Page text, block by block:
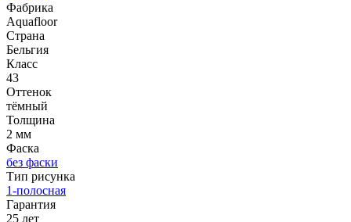
Фабрика
Aquafloor
Страна
Бельгия
Класс
43
Оттенок
тёмный
Толщина
2 мм
Фаска
без фаски
Тип рисунка
1-полосная
Гарантия
25 лет